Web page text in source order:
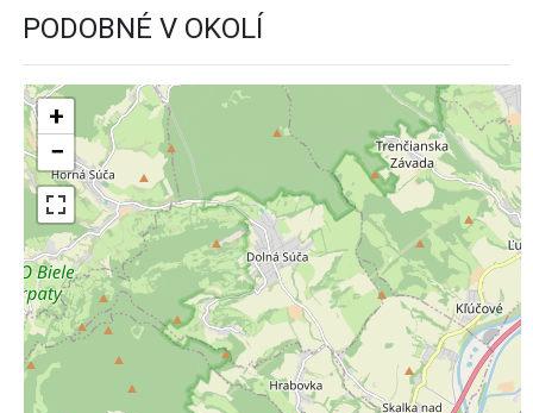
PODOBNÉ V OKOLÍ
+
−